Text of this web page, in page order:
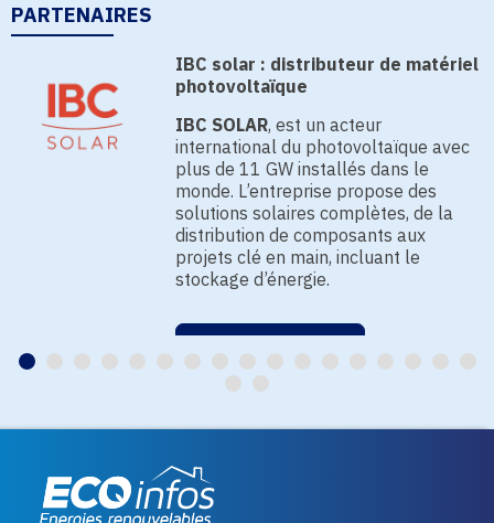
PARTENAIRES
IBC solar : distributeur de matériel
photovoltaïque
IBC SOLAR, est un acteur
international du photovoltaïque avec
plus de 11 GW installés dans le
monde. L’entreprise propose des
solutions solaires complètes, de la
distribution de composants aux
projets clé en main, incluant le
stockage d’énergie.